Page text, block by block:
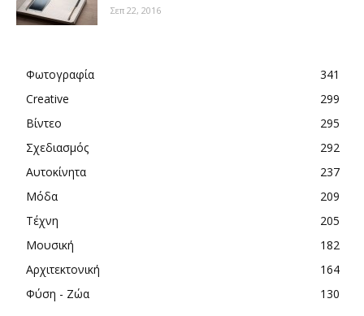
Σεπ 22, 2016
Φωτογραφία
341
Creative
299
Βίντεο
295
Σχεδιασμός
292
Αυτοκίνητα
237
Μόδα
209
Τέχνη
205
Μουσική
182
Αρχιτεκτονική
164
Φύση - Ζώα
130